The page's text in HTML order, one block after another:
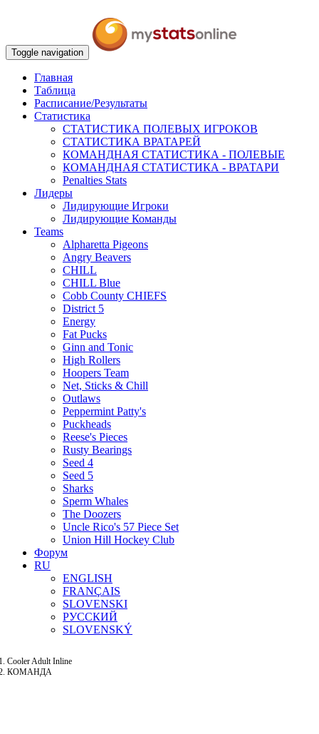
Toggle navigation
Главная
Таблица
Расписание/Результаты
Статистика
СТАТИСТИКА ПОЛЕВЫХ ИГРОКОВ
СТАТИСТИКА ВРАТАРЕЙ
КОМАНДНАЯ СТАТИСТИКА - ПОЛЕВЫЕ
КОМАНДНАЯ СТАТИСТИКА - ВРАТАРИ
Penalties Stats
Лидеры
Лидирующие Игроки
Лидирующие Команды
Teams
Alpharetta Pigeons
Angry Beavers
CHILL
CHILL Blue
Cobb County CHIEFS
District 5
Energy
Fat Pucks
Ginn and Tonic
High Rollers
Hoopers Team
Net, Sticks & Chill
Outlaws
Peppermint Patty's
Puckheads
Reese's Pieces
Rusty Bearings
Seed 4
Seed 5
Sharks
Sperm Whales
The Doozers
Uncle Rico's 57 Piece Set
Union Hill Hockey Club
Форум
RU
ENGLISH
FRANÇAIS
SLOVENSKI
РУССКИЙ
SLOVENSKÝ
Cooler Adult Inline
КОМАНДА